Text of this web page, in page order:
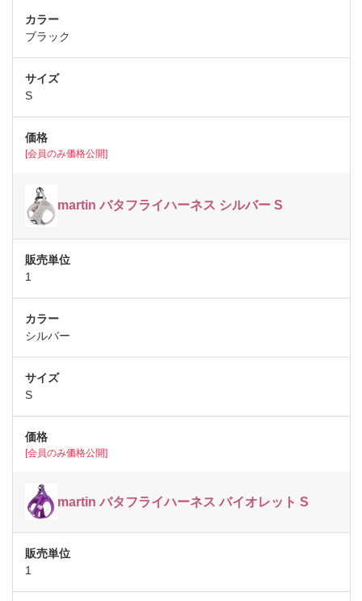
ブラック
S
[会員のみ価格公開]
martin バタフライハーネス シルバー S
1
シルバー
S
[会員のみ価格公開]
martin バタフライハーネス バイオレット S
1